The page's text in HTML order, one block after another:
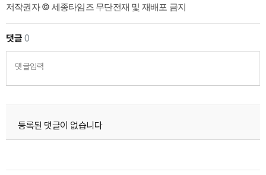
저작권자 © 세종타임즈 무단전재 및 재배포 금지
댓글0
댓글입력
등록된 댓글이 없습니다